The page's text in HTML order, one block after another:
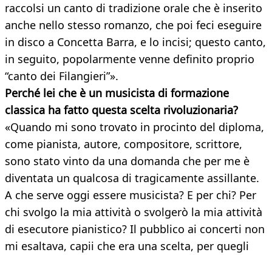
raccolsi un canto di tradizione orale che è inserito
anche nello stesso romanzo, che poi feci eseguire
in disco a Concetta Barra, e lo incisi; questo canto,
in seguito, popolarmente venne definito proprio
“canto dei Filangieri”».
Perché lei che è un musicista di formazione
classica ha fatto questa scelta rivoluzionaria?
«Quando mi sono trovato in procinto del diploma,
come pianista, autore, compositore, scrittore,
sono stato vinto da una domanda che per me è
diventata un qualcosa di tragicamente assillante.
A che serve oggi essere musicista? E per chi? Per
chi svolgo la mia attività o svolgerò la mia attività
di esecutore pianistico? Il pubblico ai concerti non
mi esaltava, capii che era una scelta, per quegli